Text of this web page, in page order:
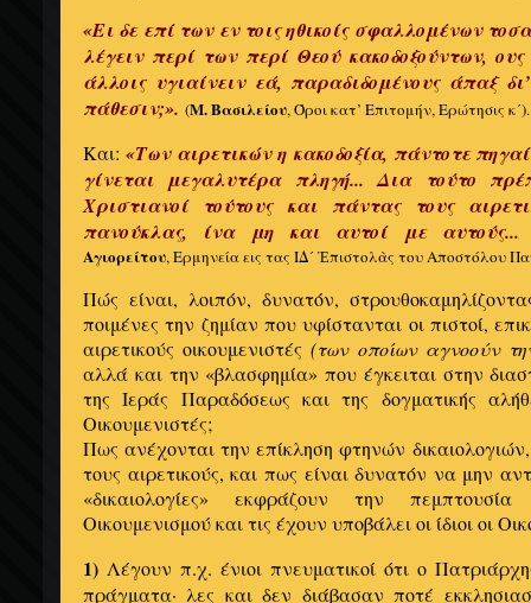
«Ει δε επί των εν τοις ηθικοίς σφαλλομένων
λέγειν περί των περί Θεού κακοδοξούντων, ους
άλλοις υγιαίνειν εά, παραδιδομένους άπαξ
πάθεσιν;». (Μ. Βασιλείου, Όροι κατ’ Επιτομήν, Ερώτησις κʹ).
Και: «Των αιρετικών η κακοδοξία, πάντοτε
γίνεται μεγαλυτέρα πληγή... Δια τούτο
Χριστιανοί τούτους και πάντας τους
πανούκλας, ίνα μη και αυτοί με
Αγιορείτου, Ερμηνεία εις τας ΙΔ΄ Ἐπιστολὰς του Αποστόλου
Πώς είναι, λοιπόν, δυνατόν,
ποιμένες την ζημίαν που υφίστανται οι πιστοί,
αιρετικούς οικουμενιστές(των οποίων αγνοούν
αλλά και την «βλασφημία» που έγκειται στην
της Ιεράς Παραδόσεως και της δογματικής
Οικουμενιστές;
Πως ανέχονται την επίκληση φτηνών
τους αιρετικούς, και πως είναι δυνατόν να μην
«δικαιολογίες» εκφράζουν την
Οικουμενισμού και τις έχουν υποβάλει οι ίδιοι οι
1) Λέγουν π.χ. ένιοι πνευματικοί ότι ο
πράγματα· λες και δεν διάβασαν ποτέ